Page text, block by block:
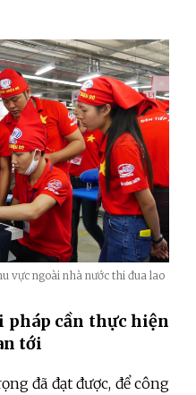
vực ngoài nhà nước thi đua lao
pháp cần thực hiện
tới
đã đạt được, để công